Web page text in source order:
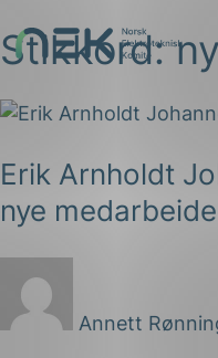
Hopp
til
innhold
NEK
Søk
Stikkord:
Erik Arnholdt
nye
Annett